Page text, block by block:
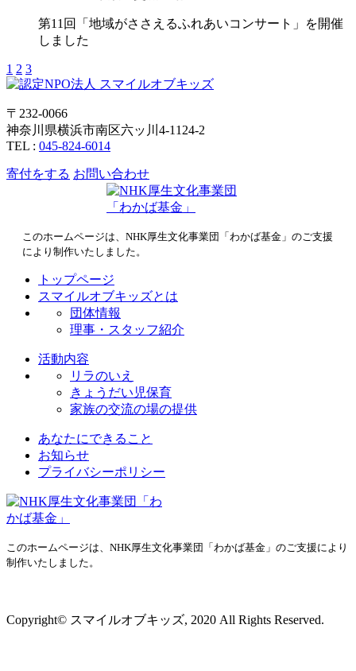
第11回「地域がささえるふれあいコンサート」を開催
しました
1 2 3
〒232-0066
神奈川県横浜市南区六ッ川4-1124-2
TEL : 045-824-6014
寄付をする お問い合わせ
このホームページは、NHK厚生文化事業団「わかば基金」のご支援
により制作いたしました。
トップページ
スマイルオブキッズとは
団体情報
理事・スタッフ紹介
活動内容
リラのいえ
きょうだい児保育
家族の交流の場の提供
あなたにできること
お知らせ
プライバシーポリシー
このホームページは、NHK厚生文化事業団「わかば基金」のご支援により
制作いたしました。
Copyright© スマイルオブキッズ, 2020 All Rights Reserved.